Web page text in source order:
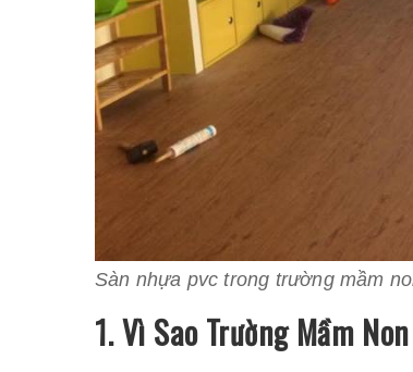
Sàn nhựa pvc trong trường mầm
1. Vì Sao Trường Mầm